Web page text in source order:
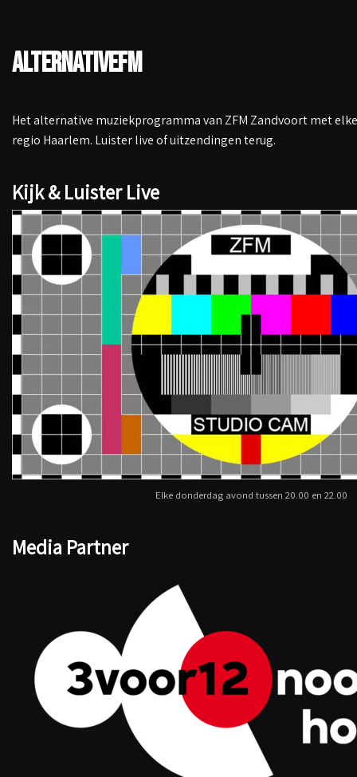
AlternativeFM
Het alternative muziekprogramma van ZFM Zandvoort met
regio Haarlem. Luister live of uitzendingen terug.
Kijk & Luister Live
Elke donderdag avond tussen 20.00 en 22.00
Media Partner